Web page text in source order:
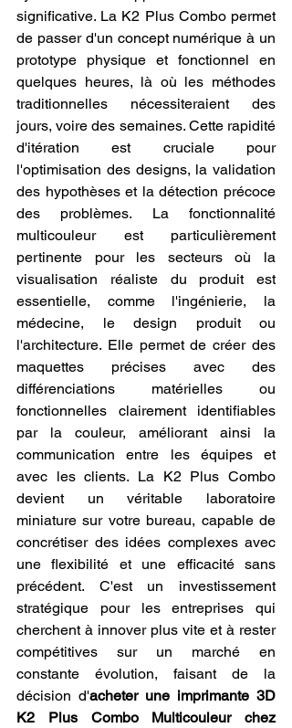
significative. La K2 Plus Combo permet
de passer d'un concept numérique à un
prototype physique et fonctionnel en
quelques heures, là où les méthodes
traditionnelles nécessiteraient des
jours, voire des semaines. Cette rapidité
d'itération est cruciale pour
l'optimisation des designs, la validation
des hypothèses et la détection précoce
des problèmes. La fonctionnalité
multicouleur est particulièrement
pertinente pour les secteurs où la
visualisation réaliste du produit est
essentielle, comme l'ingénierie, la
médecine, le design produit ou
l'architecture. Elle permet de créer des
maquettes précises avec des
différenciations matérielles ou
fonctionnelles clairement identifiables
par la couleur, améliorant ainsi la
communication entre les équipes et
avec les clients. La K2 Plus Combo
devient un véritable laboratoire
miniature sur votre bureau, capable de
concrétiser des idées complexes avec
une flexibilité et une efficacité sans
précédent. C'est un investissement
stratégique pour les entreprises qui
cherchent à innover plus vite et à rester
compétitives sur un marché en
constante évolution, faisant de la
décision d'acheter une imprimante 3D
K2 Plus Combo Multicouleur chez